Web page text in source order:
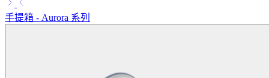
手提箱 - Aurora 系列